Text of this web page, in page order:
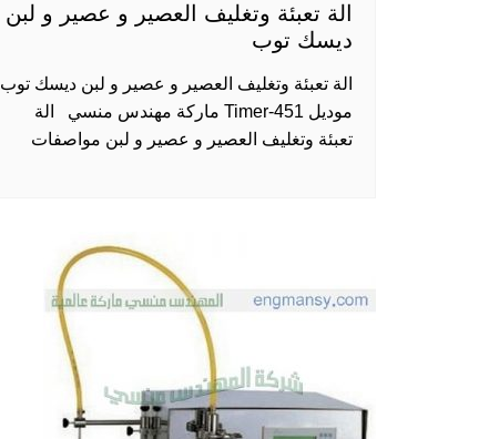
الة تعبئة وتغليف العصير و عصير و لبن
ديسك توب
الة تعبئة وتغليف العصير و عصير و لبن ديسك توب
موديل 451-Timer ماركة مهندس منسي الة
تعبئة وتغليف العصير و عصير و لبن مواصفات